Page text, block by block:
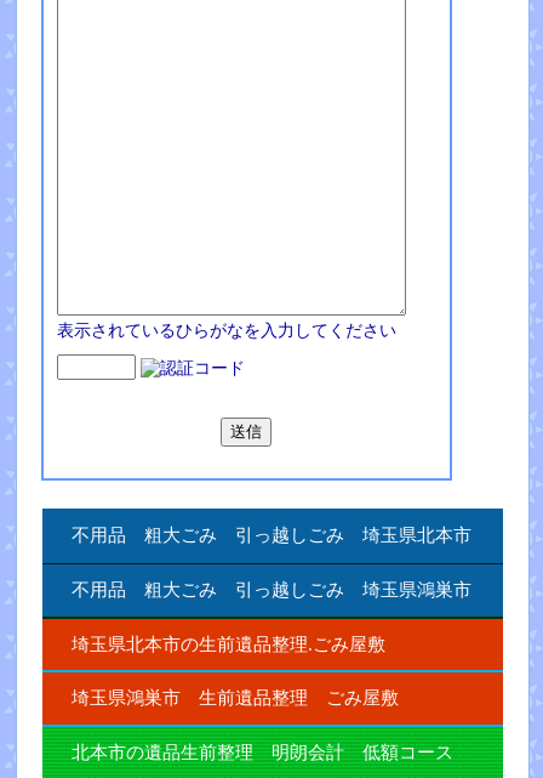
表示されているひらがなを入力してください
不用品 粗大ごみ 引っ越しごみ 埼玉県北本市
不用品 粗大ごみ 引っ越しごみ 埼玉県鴻巣市
埼玉県北本市の生前遺品整理.ごみ屋敷
埼玉県鴻巣市 生前遺品整理 ごみ屋敷
北本市の遺品生前整理 明朗会計 低額コース